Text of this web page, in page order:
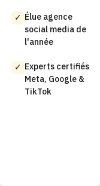
✓ Élue agence
social media de
l'année
✓ Experts certifiés
Meta, Google &
TikTok